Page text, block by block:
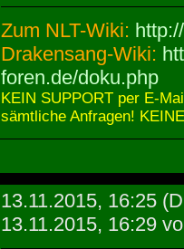
Zum NLT-Wiki:
Drakensang-Wiki:
foren.de/doku.php
KEIN SUPPORT per E-
sämtliche Anfragen!
13.11.2015, 16:25
13.11.2015, 16:29